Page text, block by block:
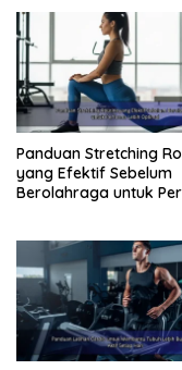
Panduan Stretching
yang Efektif Sebelum
Berolahraga untuk